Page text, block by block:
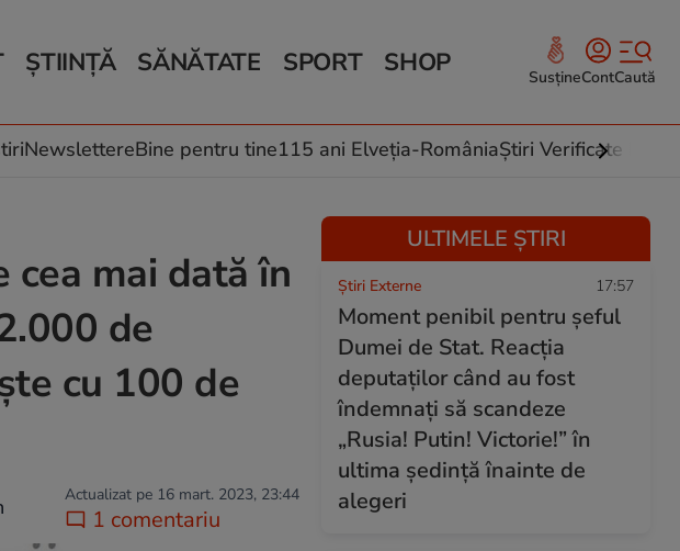
ȘTIINȚĂ
Schimbări climatice
SĂNĂTATE
Relații
Rețete culinare
SPORT SHOP SusțineContCaută
NewslettereBine pentru tine115 ani Elveția-RomâniaȘtiri Verificate by
cea mai dată în
de
cu 100 de
Actualizat pe 16 mart. 2023, 23:44
1 comentariu
ULTIMELE ȘTIRI
Știri Externe 17:57
Moment penibil pentru șeful
Dumei de Stat. Reacția
deputaților când au fost
îndemnați să scandeze
„Rusia! Putin! Victorie!” în
ultima ședință înainte de
alegeri